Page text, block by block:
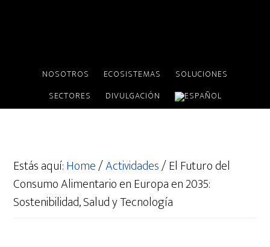
NOSOTROS ECOSISTEMAS
SOLUCIONES
SECTORES
DIVULGACIÓN
Estás aquí:Home/Actividades/El Futuro del
Consumo Alimentario en Europa en 2035:
Sostenibilidad, Salud y Tecnología